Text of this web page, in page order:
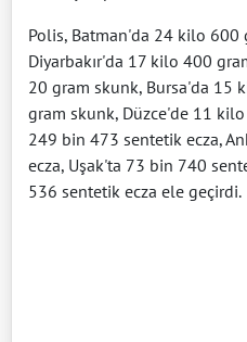
Polis, Batman'da 24 kilo 600
Diyarbakır'da 17 kilo 400
20 gram skunk, Bursa'da 15
gram skunk, Düzce'de 11
249 bin 473 sentetik ecza,
ecza, Uşak'ta 73 bin 740
536 sentetik ecza ele geçirdi.